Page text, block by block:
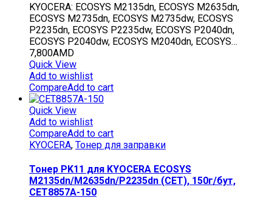
KYOCERA: ECOSYS M2135dn, ECOSYS M2635dn,
ECOSYS M2735dn, ECOSYS M2735dw, ECOSYS
P2235dn, ECOSYS P2235dw, ECOSYS P2040dn,
ECOSYS P2040dw, ECOSYS M2040dn, ECOSYS…
7,800AMD
Quick View
Add to wishlist
CompareAdd to cart
Quick View
Add to wishlist
CompareAdd to cart
KYOCERA, Тонер для заправки
Тонер PK11 для KYOCERA ECOSYS
M2135dn/M2635dn/P2235dn (CET), 150г/бут,
CET8857A-150